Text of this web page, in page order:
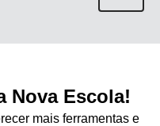
Nova Escola!
mais ferramentas e